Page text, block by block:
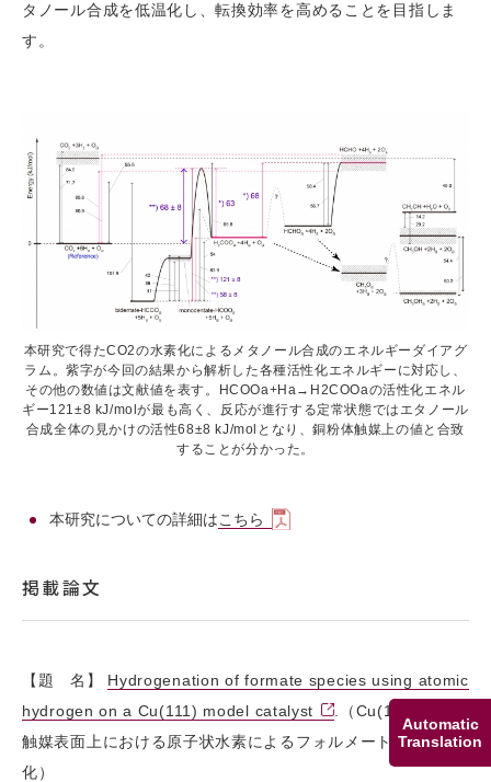
Automatic
Translation
タノール合成を低温化し、転換効率を高めることを目指しま
す。
本研究で得たCO2の水素化によるメタノール合成のエネルギーダイアグ
ラム。紫字が今回の結果から解析した各種活性化エネルギーに対応し、
その他の数値は文献値を表す。HCOOa+Ha→H2COOaの活性化エネル
ギー121±8 kJ/molが最も高く、反応が進行する定常状態ではエタノール
合成全体の見かけの活性68±8 kJ/molとなり、銅粉体触媒上の値と合致
することが分かった。
本研究についての詳細はこちら
掲載論文
【題 名】 Hydrogenation of formate species using atomic
hydrogen on a Cu(111) model catalyst
.（Cu(111)モデル
触媒表面上における原子状水素によるフォルメート種の水素
化）